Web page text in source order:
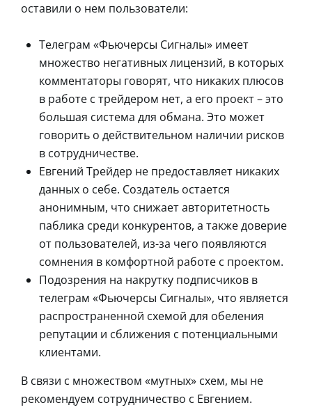
оставили о нем пользователи:
Телеграм «Фьючерсы Сигналы» имеет
множество негативных лицензий, в которых
комментаторы говорят, что никаких плюсов
в работе с трейдером нет, а его проект – это
большая система для обмана. Это может
говорить о действительном наличии рисков
в сотрудничестве.
Евгений Трейдер не предоставляет никаких
данных о себе. Создатель остается
анонимным, что снижает авторитетность
паблика среди конкурентов, а также доверие
от пользователей, из-за чего появляются
сомнения в комфортной работе с проектом.
Подозрения на накрутку подписчиков в
телеграм «Фьючерсы Сигналы», что является
распространенной схемой для обеления
репутации и сближения с потенциальными
клиентами.
В связи с множеством «мутных» схем, мы не
рекомендуем сотрудничество с Евгением.